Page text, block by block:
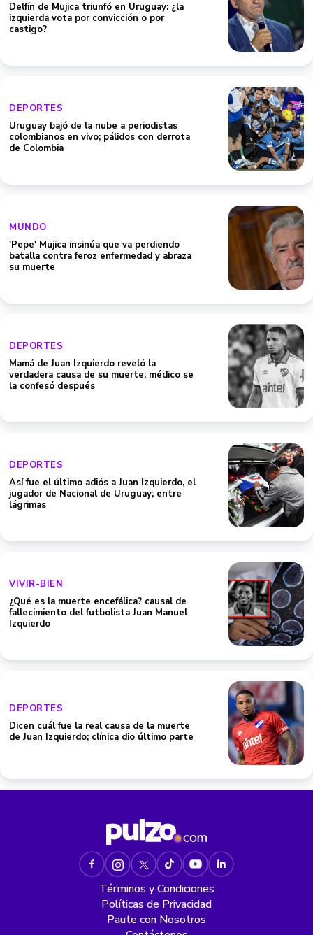
Delfín de Mujica triunfó en Uruguay: ¿la
izquierda vota por convicción o por
castigo?
DEPORTES
Uruguay bajó de la nube a periodistas
colombianos en vivo; pálidos con derrota
de Colombia
MUNDO
'Pepe' Mujica insinúa que va perdiendo
batalla contra feroz enfermedad y abraza
su muerte
DEPORTES
Mamá de Juan Izquierdo reveló la
verdadera causa de su muerte; médico se
la confesó después
DEPORTES
Así fue el último adiós a Juan Izquierdo, el
jugador de Nacional de Uruguay; entre
lágrimas
VIVIR-BIEN
¿Qué es la muerte encefálica? causal de
fallecimiento del futbolista Juan Manuel
Izquierdo
DEPORTES
Dicen cuál fue la real causa de la muerte
de Juan Izquierdo; clínica dio último parte
Términos y Condiciones
Políticas de Privacidad
Paute con Nosotros